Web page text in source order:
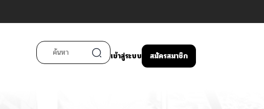
เข้าสู่ระบบ สมัครสมาชิก